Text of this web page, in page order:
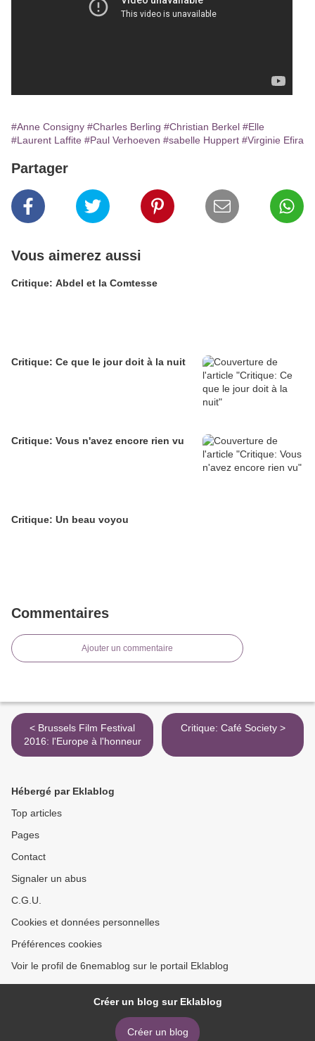
#Anne Consigny #Charles Berling #Christian Berkel #Elle
#Laurent Laffite #Paul Verhoeven #sabelle Huppert #Virginie Efira
Partager
Vous aimerez aussi
Critique: Abdel et la Comtesse
Critique: Ce que le jour doit à la nuit
Critique: Vous n'avez encore rien vu
Critique: Un beau voyou
Commentaires
Ajouter un commentaire
< Brussels Film Festival
2016: l'Europe à l'honneur
Critique: Café Society >
Hébergé par Eklablog
Top articles
Pages
Contact
Signaler un abus
C.G.U.
Cookies et données personnelles
Préférences cookies
Voir le profil de 6nemablog sur le portail Eklablog
Créer un blog sur Eklablog
Créer un blog